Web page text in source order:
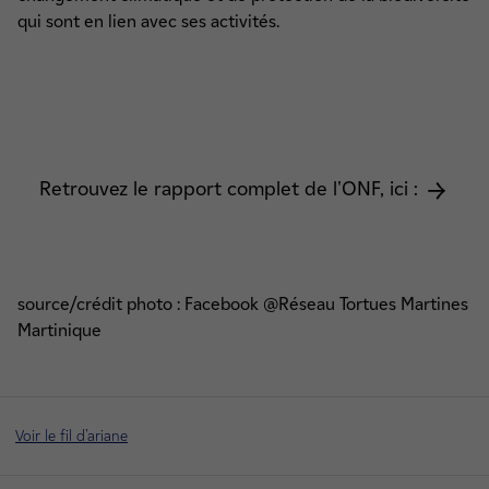
qui sont en lien avec ses activités.
Retrouvez le rapport complet de l'ONF, ici :
source/crédit photo : Facebook @Réseau Tortues Martines
Martinique
Voir le fil d'ariane